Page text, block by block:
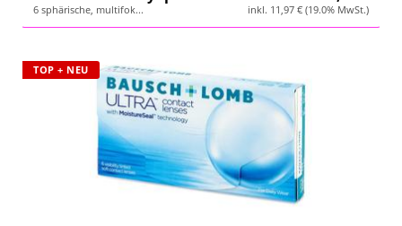
6 sphärische, multifok... inkl. 11,97 € (19.0% MwSt.)
TOP + NEU